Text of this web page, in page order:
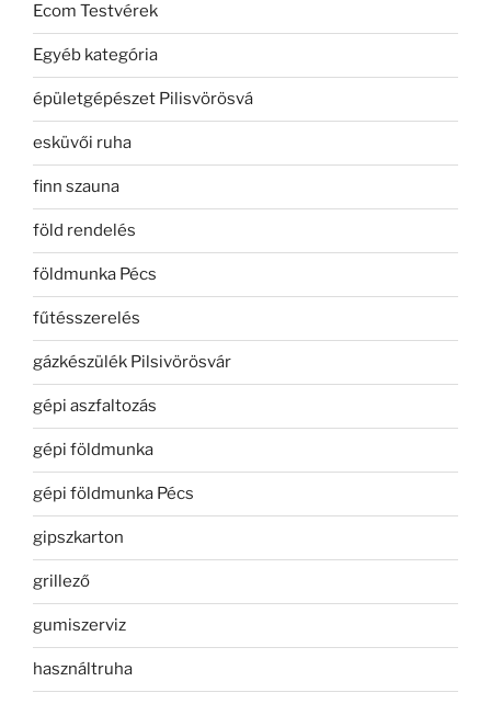
Ecom Testvérek
Egyéb kategória
épületgépészet Pilisvörösvá
esküvői ruha
finn szauna
föld rendelés
földmunka Pécs
fűtésszerelés
gázkészülék Pilsivörösvár
gépi aszfaltozás
gépi földmunka
gépi földmunka Pécs
gipszkarton
grillező
gumiszerviz
használtruha